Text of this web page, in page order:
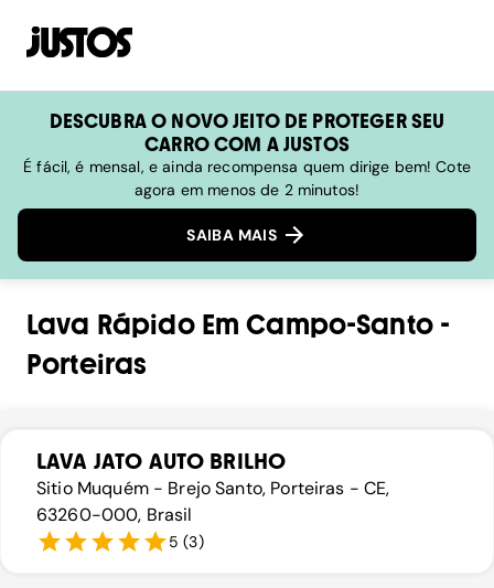
DESCUBRA O NOVO JEITO DE PROTEGER SEU
CARRO COM A JUSTOS
É fácil, é mensal, e ainda recompensa quem dirige bem! Cote
agora em menos de 2 minutos!
SAIBA MAIS
Lava RápidoEmCampo-Santo-
Porteiras
LAVA JATO AUTO BRILHO
Sitio Muquém - Brejo Santo, Porteiras - CE,
63260-000, Brasil
5 (3)